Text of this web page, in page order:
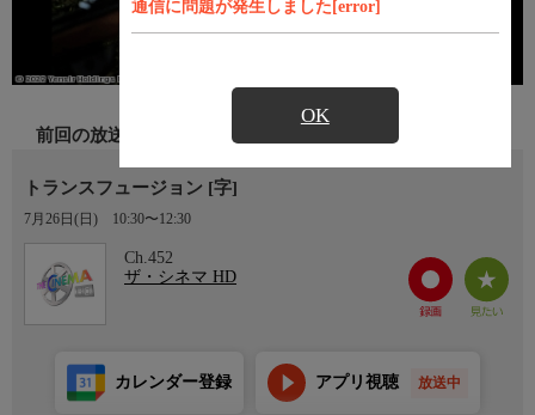
通信に問題が発生しました[error]
OK
前回の放送
トランスフュージョン [字]
7月26日(日) 10:30〜12:30
Ch.452
ザ・シネマ HD
カレンダー登録 アプリ視聴 放送中